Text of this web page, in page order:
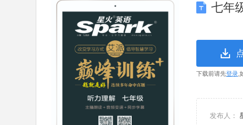
七年
下载前请先登录,
发布人：